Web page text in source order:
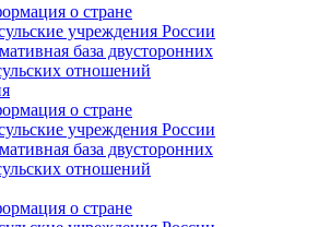
о стране
учреждения России
база двусторонних
отношений
о стране
учреждения России
база двусторонних
отношений
о стране